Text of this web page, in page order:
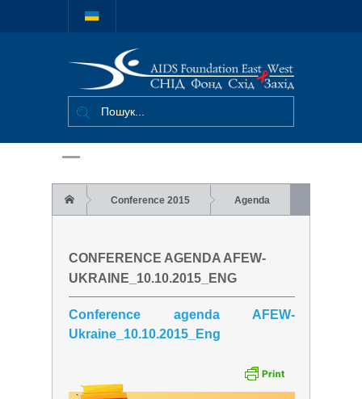
Міжнародний
благодійний
фонд "СНІД
Захід"
Conference 2015 Agenda
Ukraine_10.10.2015_Eng
CONFERENCE AGENDA AFEW-
UKRAINE_10.10.2015_ENG
Conference agenda AFEW-
Ukraine_10.10.2015_Eng